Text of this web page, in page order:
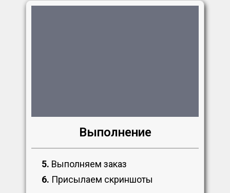
Выполнение
5. Выполняем заказ
6. Присылаем скриншоты